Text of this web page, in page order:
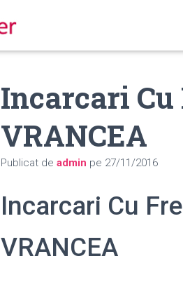
Incarcari
VRANCEA
Publicat de admin pe 27/11/2016
Incarcari Cu
VRANCEA